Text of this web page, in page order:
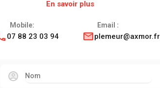
En savoir plus
Mobile:
07 88 23 03 94
Email :
plemeur@axmor.fr